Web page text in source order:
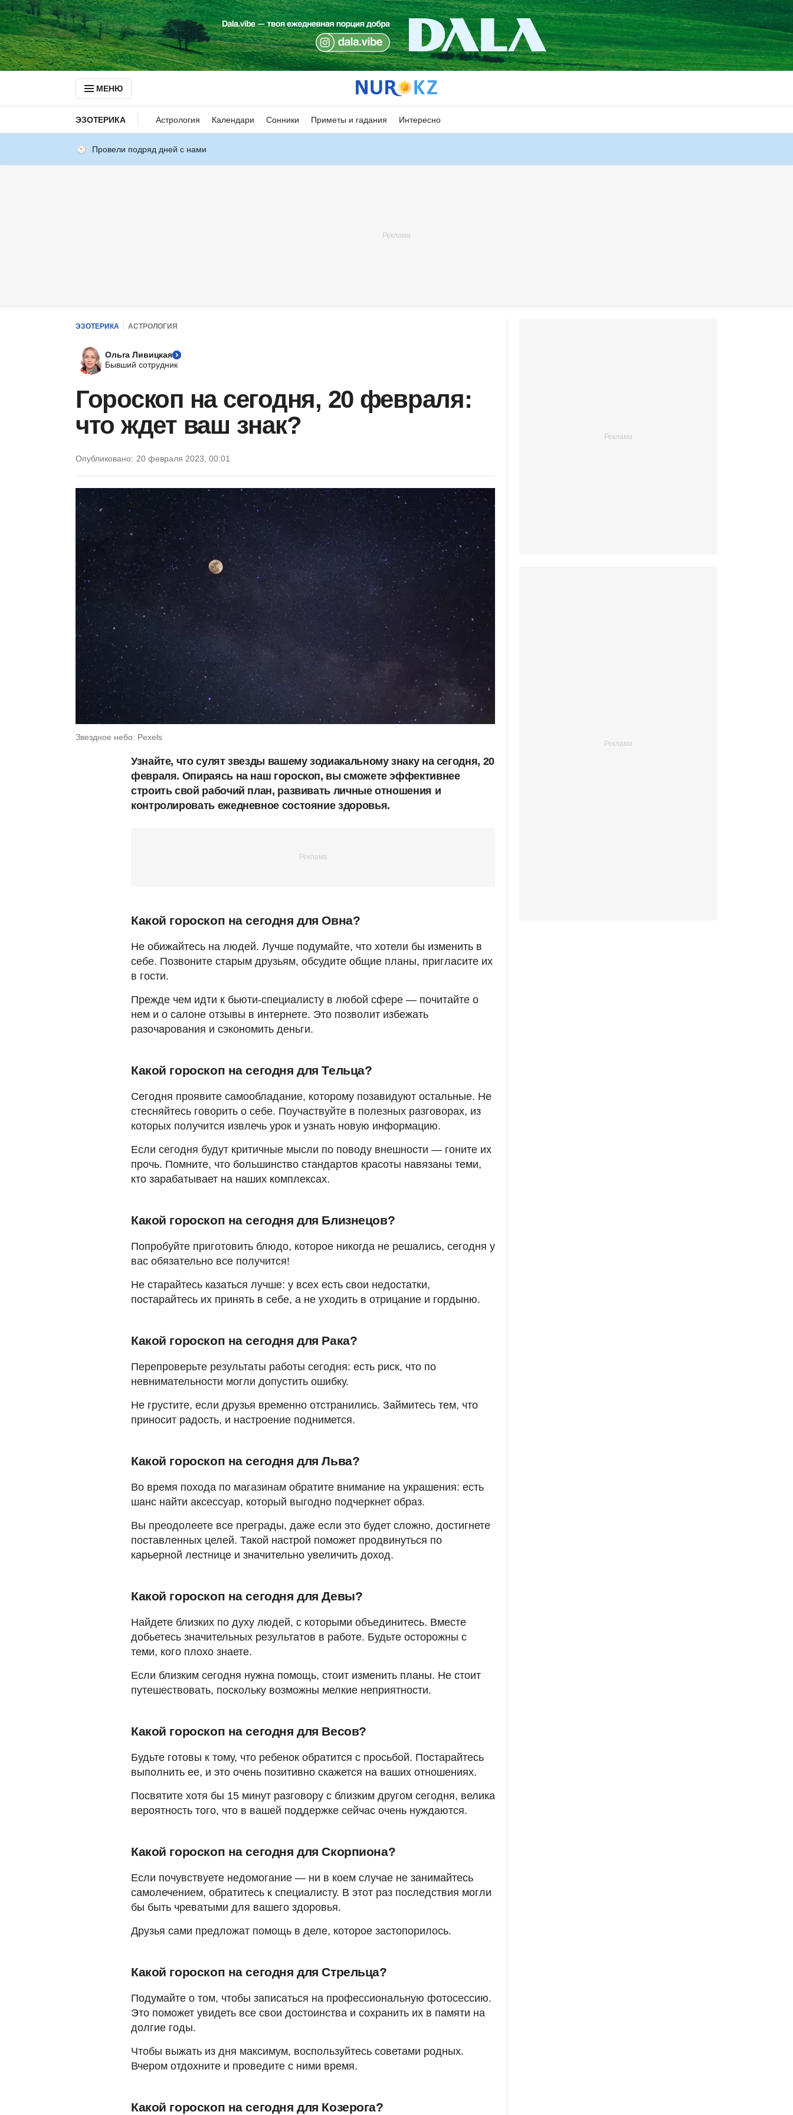
МЕНЮ
ЭЗОТЕРИКА Астрология Календари Сонники Приметы и гадания Интересно
Провели подряд дней с нами
ЭЗОТЕРИКА АСТРОЛОГИЯ
Ольга Ливицкая
Бывший сотрудник
Гороскоп на сегодня, 20 февраля:
что ждет ваш знак?
Опубликовано: 20 февраля 2023, 00:01
Звездное небо: Pexels
Узнайте, что сулят звезды вашему зодиакальному знаку на сегодня, 20
февраля. Опираясь на наш гороскоп, вы сможете эффективнее
строить свой рабочий план, развивать личные отношения и
контролировать ежедневное состояние здоровья.
Какой гороскоп на сегодня для Овна?
Не обижайтесь на людей. Лучше подумайте, что хотели бы изменить в
себе. Позвоните старым друзьям, обсудите общие планы, пригласите их
в гости.
Прежде чем идти к бьюти-специалисту в любой сфере — почитайте о
нем и о салоне отзывы в интернете. Это позволит избежать
разочарования и сэкономить деньги.
Какой гороскоп на сегодня для Тельца?
Сегодня проявите самообладание, которому позавидуют остальные. Не
стесняйтесь говорить о себе. Поучаствуйте в полезных разговорах, из
которых получится извлечь урок и узнать новую информацию.
Если сегодня будут критичные мысли по поводу внешности — гоните их
прочь. Помните, что большинство стандартов красоты навязаны теми,
кто зарабатывает на наших комплексах.
Какой гороскоп на сегодня для Близнецов?
Попробуйте приготовить блюдо, которое никогда не решались, сегодня у
вас обязательно все получится!
Не старайтесь казаться лучше: у всех есть свои недостатки,
постарайтесь их принять в себе, а не уходить в отрицание и гордыню.
Какой гороскоп на сегодня для Рака?
Перепроверьте результаты работы сегодня: есть риск, что по
невнимательности могли допустить ошибку.
Не грустите, если друзья временно отстранились. Займитесь тем, что
приносит радость, и настроение поднимется.
Какой гороскоп на сегодня для Льва?
Во время похода по магазинам обратите внимание на украшения: есть
шанс найти аксессуар, который выгодно подчеркнет образ.
Вы преодолеете все преграды, даже если это будет сложно, достигнете
поставленных целей. Такой настрой поможет продвинуться по
карьерной лестнице и значительно увеличить доход.
Какой гороскоп на сегодня для Девы?
Найдете близких по духу людей, с которыми объединитесь. Вместе
добьетесь значительных результатов в работе. Будьте осторожны с
теми, кого плохо знаете.
Если близким сегодня нужна помощь, стоит изменить планы. Не стоит
путешествовать, поскольку возможны мелкие неприятности.
Какой гороскоп на сегодня для Весов?
Будьте готовы к тому, что ребенок обратится с просьбой. Постарайтесь
выполнить ее, и это очень позитивно скажется на ваших отношениях.
Посвятите хотя бы 15 минут разговору с близким другом сегодня, велика
вероятность того, что в вашей поддержке сейчас очень нуждаются.
Какой гороскоп на сегодня для Скорпиона?
Если почувствуете недомогание — ни в коем случае не занимайтесь
самолечением, обратитесь к специалисту. В этот раз последствия могли
бы быть чреватыми для вашего здоровья.
Друзья сами предложат помощь в деле, которое застопорилось.
Какой гороскоп на сегодня для Стрельца?
Подумайте о том, чтобы записаться на профессиональную фотосессию.
Это поможет увидеть все свои достоинства и сохранить их в памяти на
долгие годы.
Чтобы выжать из дня максимум, воспользуйтесь советами родных.
Вчером отдохните и проведите с ними время.
Какой гороскоп на сегодня для Козерога?